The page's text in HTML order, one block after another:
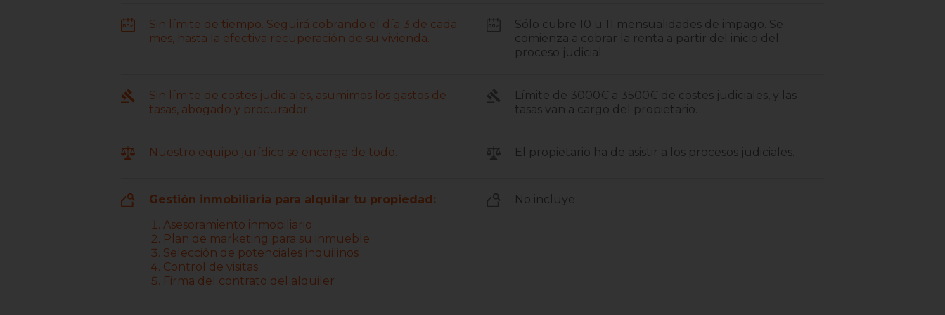
Sin límite de tiempo. Seguirá cobrando el día 3 de cada
mes, hasta la efectiva recuperación de su vivienda.
Sólo cubre 10 u 11 mensualidades de impago. Se
comienza a cobrar la renta a partir del inicio del
proceso judicial.
Sin límite de costes judiciales, asumimos los gastos de
tasas, abogado y procurador.
Límite de 3000€ a 3500€ de costes judiciales, y las
tasas van a cargo del propietario.
Nuestro equipo jurídico se encarga de todo. El propietario ha de asistir a los procesos judiciales.
Gestión inmobiliaria para alquilar tu propiedad:
Asesoramiento inmobiliario
Plan de marketing para su inmueble
Selección de potenciales inquilinos
Control de visitas
Firma del contrato del alquiler
No incluye